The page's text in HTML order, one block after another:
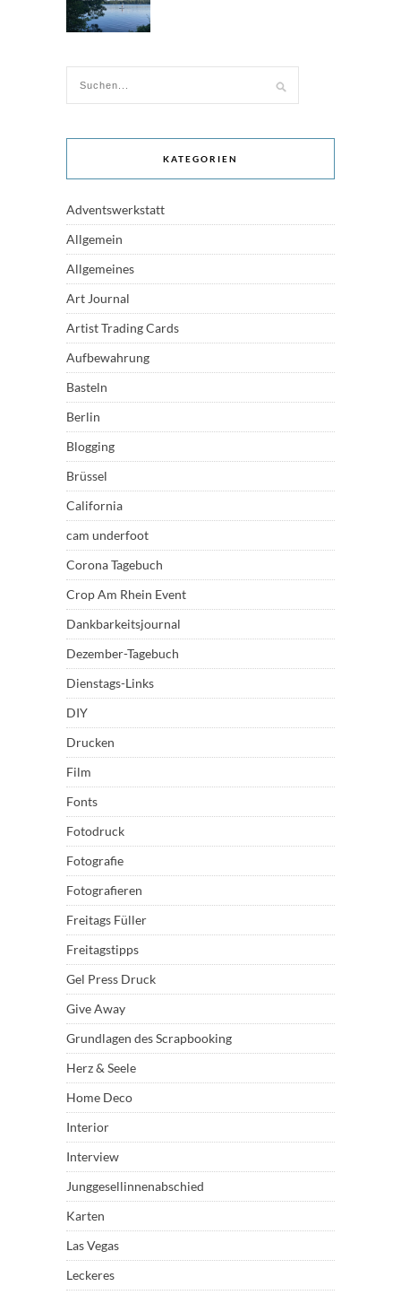
KATEGORIEN
Adventswerkstatt
Allgemein
Allgemeines
Art Journal
Artist Trading Cards
Aufbewahrung
Basteln
Berlin
Blogging
Brüssel
California
cam underfoot
Corona Tagebuch
Crop Am Rhein Event
Dankbarkeitsjournal
Dezember-Tagebuch
Dienstags-Links
DIY
Drucken
Film
Fonts
Fotodruck
Fotografie
Fotografieren
Freitags Füller
Freitagstipps
Gel Press Druck
Give Away
Grundlagen des Scrapbooking
Herz & Seele
Home Deco
Interior
Interview
Junggesellinnenabschied
Karten
Las Vegas
Leckeres